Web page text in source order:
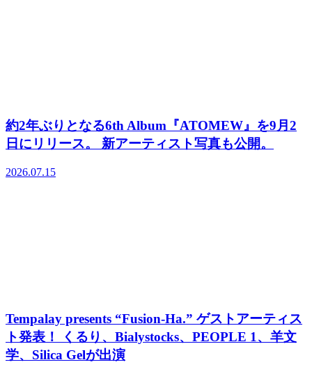
約2年ぶりとなる6th Album『ATOMEW』を9月2
日にリリース。 新アーティスト写真も公開。
2026.07.15
Tempalay presents “Fusion-Ha.” ゲストアーティス
ト発表！ くるり、Bialystocks、PEOPLE 1、羊文
学、Silica Gelが出演